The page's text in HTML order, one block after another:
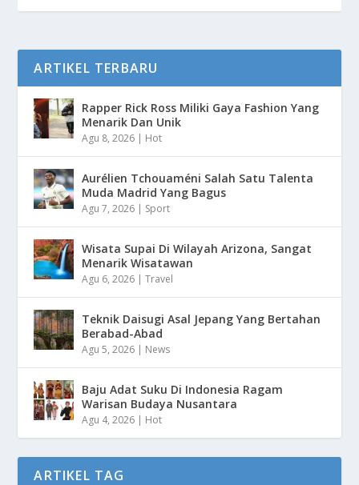
ARTIKEL TERBARU
Rapper Rick Ross Miliki Gaya Fashion Yang
Menarik Dan Unik
Agu 8, 2026 | Hot
Aurélien Tchouaméni Salah Satu Talenta
Muda Madrid Yang Bagus
Agu 7, 2026 | Sport
Wisata Supai Di Wilayah Arizona, Sangat
Menarik Wisatawan
Agu 6, 2026 |Travel
Teknik Daisugi Asal Jepang Yang Bertahan
Berabad-Abad
Agu 5, 2026 | News
Baju Adat Suku Di Indonesia Ragam
Warisan Budaya Nusantara
Agu 4, 2026 | Hot
ARTIKEL TAG